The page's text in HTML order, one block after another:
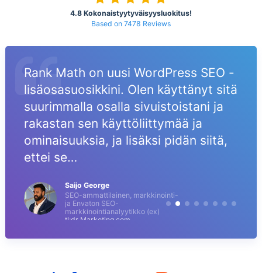
4.8 Kokonaistyytyväisyysluokitus!
Based on 7478 Reviews
Rank Math on uusi WordPress SEO -
lisäosasuosikkini. Olen käyttänyt sitä
suurimmalla osalla sivuistoistani ja
rakastan sen käyttöliittymää ja
ominaisuuksia, ja lisäksi pidän siitä,
ettei se…
Saijo George
SEO-ammattilainen, markkinointi-
ja Envaton SEO-
markkinointianalyytikko (ex)
tl;dr Marketing.com